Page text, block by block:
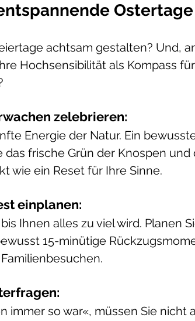
Ostertage
achtsam gestalten? Und,
Hochsensibilität als Kompass
zelebrieren:
Energie der Natur. Ein
das frische Grün der Knospen
wie ein Reset für Ihre Sinne.
einplanen:
Ihnen alles zu viel wird. Planen
15-minütige
immer so war«, müssen Sie nicht